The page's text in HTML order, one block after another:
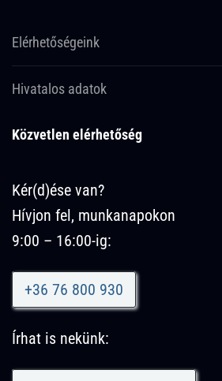
Elérhetőségeink
Hivatalos adatok
Közvetlen elérhetőség
Kér(d)ése van?
Hívjon fel, munkanapokon
9:00 – 16:00-ig:
+36 76 800 930
Írhat is nekünk: